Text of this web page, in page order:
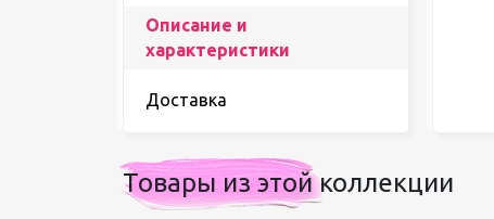
Описание и
характеристики
Доставка
Товары из этой коллекции